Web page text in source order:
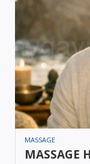
MASSAGE
MASSAGE